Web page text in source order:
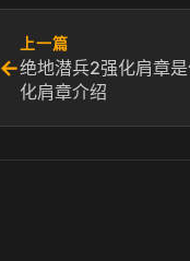
←
上一篇
绝地潜兵2强化肩章
化肩章介绍